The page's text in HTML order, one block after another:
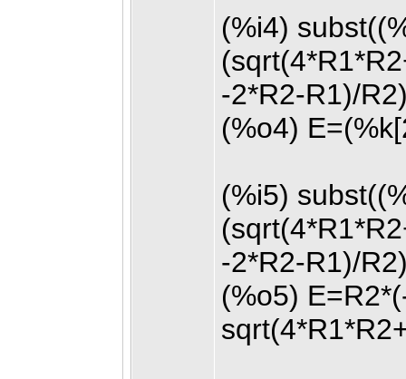
(%i4)
-2*R2-R1)/
(%o4)
(%i5)
-2*R2-R1)/
(%o5)